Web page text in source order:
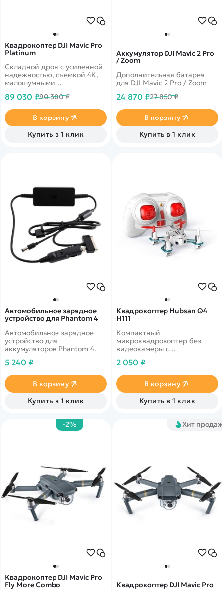
Квадрокоптер DJI Mavic Pro
Platinum
Складной дрон с усиленной
надежностью, съемкой 4K,
малошумными
полета до 30 минут.
89 030 ₽90 300 ₽
В корзину
Купить в 1 клик
Аккумулятор DJI Mavic 2 Pro
/ Zoom
Дополнительная батарея
для DJI Mavic 2 Pro / Zoom
24 870 ₽27 850 ₽
В корзину
Купить в 1 клик
Автомобильное зарядное
устройство для Phantom 4
Автомобильное зарядное
устройство для
аккумуляторов Phantom 4.
5 240 ₽
В корзину
Купить в 1 клик
Квадрокоптер Hubsan Q4
H111
Компактный
микроквадрокоптер без
видеокамеры с
360° по всем осям и
2 050 ₽
В корзину
Купить в 1 клик
-2%
Квадрокоптер DJI Mavic Pro
Fly More Combo
Хит
Квадрокоптер DJI Mavic Pro